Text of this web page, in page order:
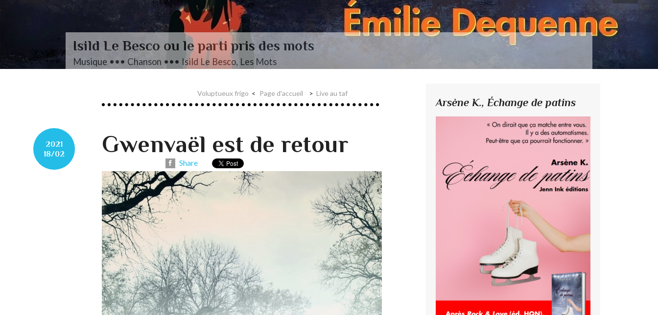
L’autre Mendelssohn
Musique ••• Classique ••• Fanny Mendelssohn, Das Jahr
Voluptueux frigo Page d'accueil Live au taf
2021
18/02
Gwenvaël est de retour
Share
Arsène K., Échange de patins